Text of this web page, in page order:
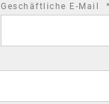
Geschäftliche E-Mail *